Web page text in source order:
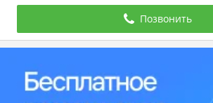
Позвонить